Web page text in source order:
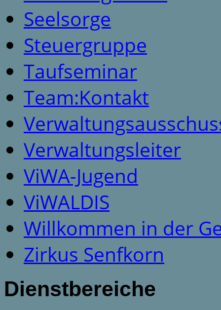
Seelsorge
Steuergruppe
Taufseminar
Team:Kontakt
Verwaltungsleiter
ViWA-Jugend
ViWALDIS
Willkommen in der
Zirkus Senfkorn
Dienstbereiche